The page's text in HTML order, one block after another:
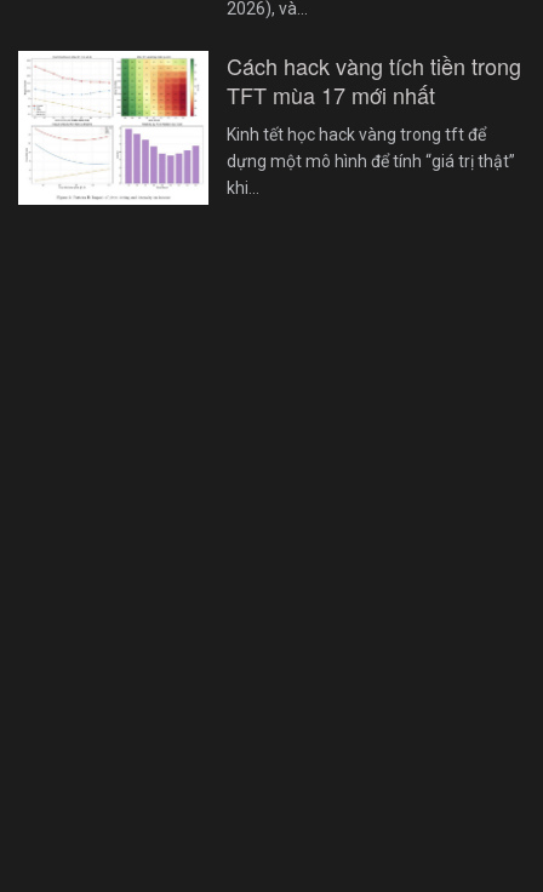
2026), và…
Cách hack vàng tích tiền trong
TFT mùa 17 mới nhất
Kinh tết học hack vàng trong tft để
dựng một mô hình để tính “giá trị thật”
khi…